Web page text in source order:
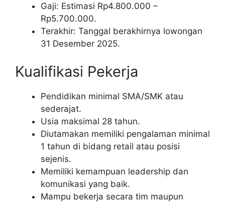
Gaji: Estimasi Rp4.800.000 –
Rp5.700.000.
Terakhir: Tanggal berakhirnya lowongan
31 Desember 2025.
Kualifikasi Pekerja
Pendidikan minimal SMA/SMK atau
sederajat.
Usia maksimal 28 tahun.
Diutamakan memiliki pengalaman minimal
1 tahun di bidang retail atau posisi
sejenis.
Memiliki kemampuan leadership dan
komunikasi yang baik.
Mampu bekerja secara tim maupun